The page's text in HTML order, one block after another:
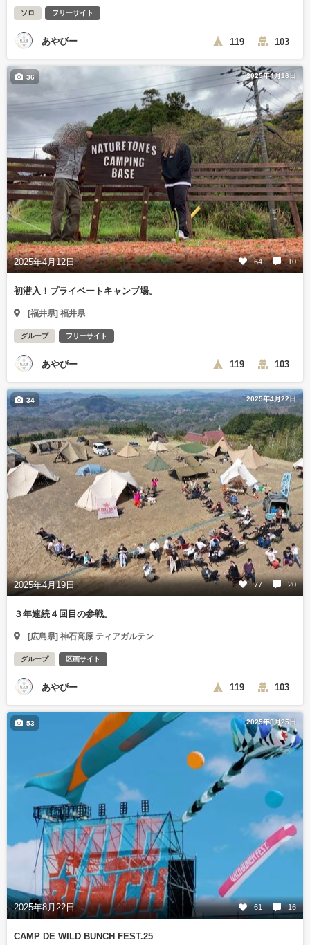
ソロ フリーサイト
あやぴー 119 103
2025年4月16日
2025年4月12日 64 10
36
初潜入！プライベートキャンプ場。
[福井県] 福井県
グループ フリーサイト
あやぴー 119 103
2025年4月22日
2025年4月19日 77 20
34
３年連続４回目の参戦。
[広島県] 神石高原 ティアガルテン
グループ 区画サイト
あやぴー 119 103
2025年8月25日
2025年8月22日 61 16
53
CAMP DE WILD BUNCH FEST.25